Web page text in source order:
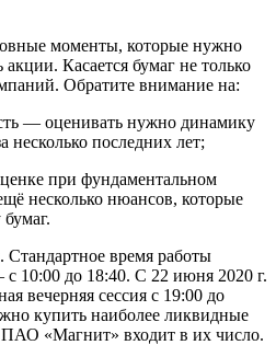
моменты, которые нужно
Касается бумаг не только
Обратите внимание на:
— оценивать нужно динамику
несколько последних лет;
при фундаментальном
несколько нюансов, которые
время работы
10:00 до 18:40. С 22 июня 2020 г.
вечерняя сессия с 19:00 до
купить наиболее ликвидные
«Магнит» входит в их число.